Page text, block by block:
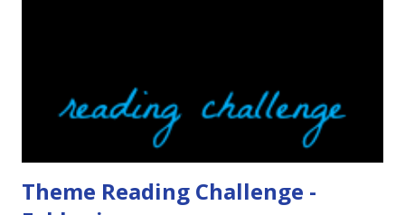
dei libri sono dei grandi lettori, fatto sta che io non ho mai
trovato una scena in ...
Theme Reading Challenge -